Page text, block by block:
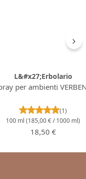
su 5 stelle
L&#x27;Erbolario
per ambienti
Valutazione
(1)
100 ml (185,00 € / 1000 ml)
Prezzo normale:
18,50 €